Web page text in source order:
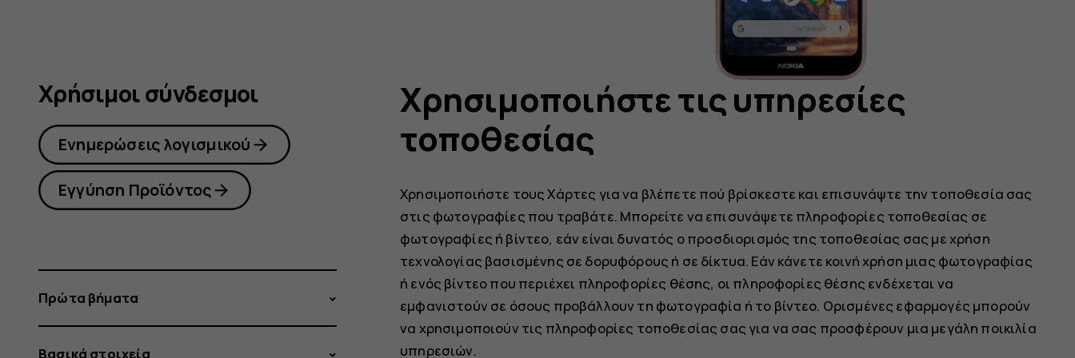
Χρησιμοποιήστε τις υπηρεσίες
τοποθεσίας
Χρησιμοποιήστε τους Χάρτες για να βλέπετε πού βρίσκεστε και επισυνάψτε την τοποθεσία σας
στις φωτογραφίες που τραβάτε. Μπορείτε να επισυνάψετε πληροφορίες τοποθεσίας σε
φωτογραφίες ή βίντεο, εάν είναι δυνατός ο προσδιορισμός της τοποθεσίας σας με χρήση
τεχνολογίας βασισμένης σε δορυφόρους ή σε δίκτυα. Εάν κάνετε κοινή χρήση μιας φωτογραφίας
ή ενός βίντεο που περιέχει πληροφορίες θέσης, οι πληροφορίες θέσης ενδέχεται να
εμφανιστούν σε όσους προβάλλουν τη φωτογραφία ή το βίντεο. Ορισμένες εφαρμογές μπορούν
να χρησιμοποιούν τις πληροφορίες τοποθεσίας σας για να σας προσφέρουν μια μεγάλη ποικιλία
υπηρεσιών.
Χρήσιμοι σύνδεσμοι
Ενημερώσεις λογισμικού
Εγγύηση Προϊόντος
Πρώτα βήματα
Βασικά στοιχεία